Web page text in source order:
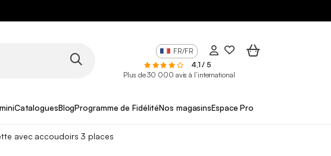
FR/FR
4,1 / 5
Plus de 30 000 avis à l’international
CataloguesBlogProgramme de FidélitéNos magasinsEspace Pro
avec accoudoirs 3 places